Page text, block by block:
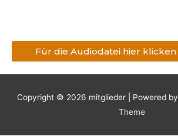
Für die Audiodatei hier klicken
Copyright © 2026 mitglieder| Powered by
Theme